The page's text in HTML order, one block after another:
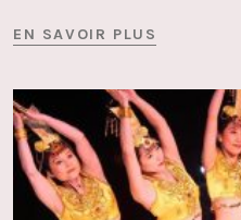
EN SAVOIR PLUS